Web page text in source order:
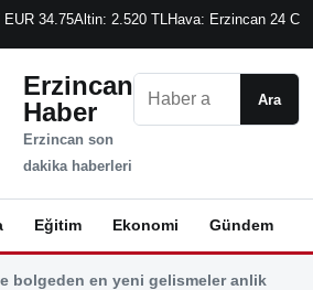
EUR 34.75Altin: 2.520 TLHava: Erzincan 24 C
Erzincan
Haber
Erzincan son
dakika haberleri
Ara
Eğitim Ekonomi Gündem
bolgeden en yeni gelismeler anlik